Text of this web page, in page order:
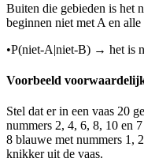
Buiten die gebieden is het
beginnen niet met A en
•P(niet-A|niet-B) → het is
Voorbeeld
Stel dat er in een vaas 20
nummers 2, 4, 6, 8, 10 en
8 blauwe met nummers 1,
knikker uit de vaas.